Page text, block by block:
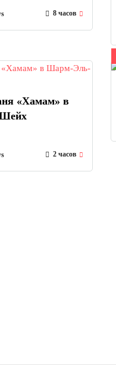
8 часов
«Хамам» в
2 часов